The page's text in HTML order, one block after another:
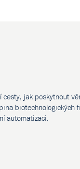
cesty, jak poskytnout
biotechnologických
automatizaci.